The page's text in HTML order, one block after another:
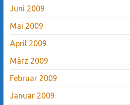
Juni 2009
Mai 2009
April 2009
März 2009
Februar 2009
Januar 2009